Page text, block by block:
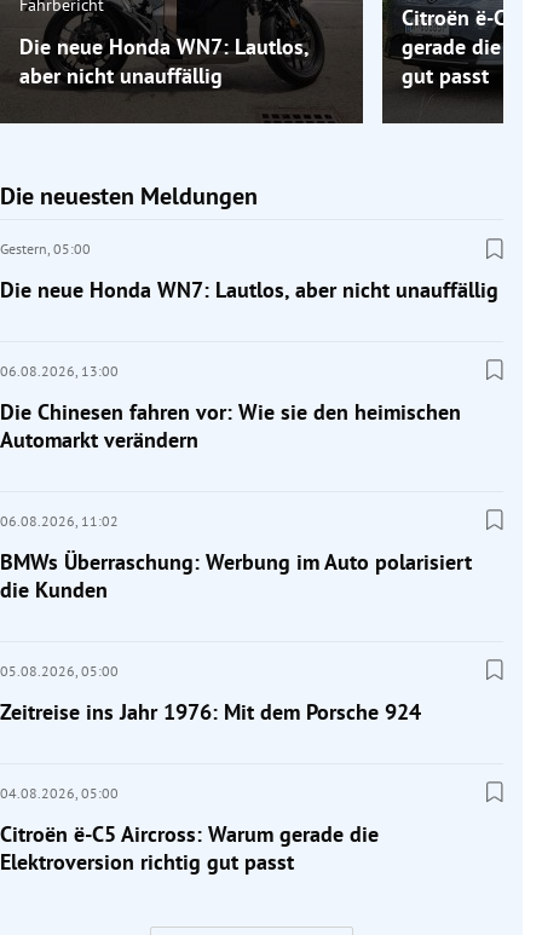
Fahrbericht
Die neue Honda WN7: Lautlos,
aber nicht unauffällig
Citroën ë-C5
gerade die
gut passt
Die neuesten Meldungen
Gestern, 05:00
Die neue Honda WN7: Lautlos, aber nicht unauffällig
06.08.2026, 13:00
Die Chinesen fahren vor: Wie sie den heimischen
Automarkt verändern
06.08.2026, 11:02
BMWs Überraschung: Werbung im Auto polarisiert
die Kunden
05.08.2026, 05:00
Zeitreise ins Jahr 1976: Mit dem Porsche 924
04.08.2026, 05:00
Citroën ë-C5 Aircross: Warum gerade die
Elektroversion richtig gut passt